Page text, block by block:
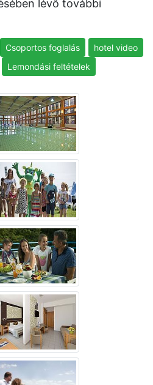
lévő további
Csoportos foglalás
hotel video
Lemondási feltételek